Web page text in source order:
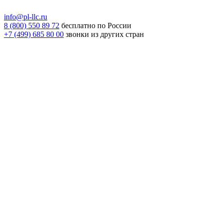
info@pl-llc.ru
8 (800) 550 89 72 бесплатно по России
+7 (499) 685 80 00 звонки из других стран